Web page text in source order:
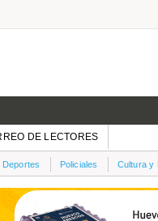
DE LECTORES
Deportes Policiales Cultura y